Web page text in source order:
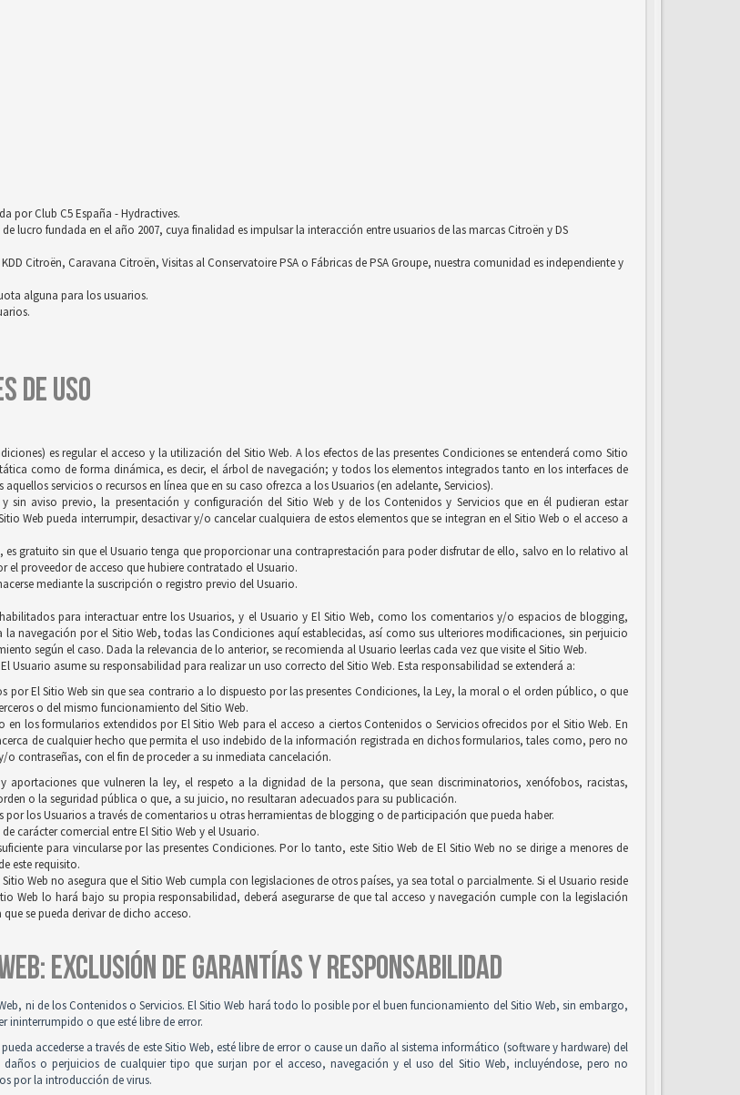
por Club C5 España - Hydractives.
lucro fundada en el año 2007, cuya finalidad es impulsar la interacción entre usuarios de las marcas Citroën y DS
Citroën, Caravana Citroën, Visitas al Conservatoire PSA o Fábricas de PSA Groupe, nuestra comunidad es independiente y
alguna para los usuarios.
DE USO
es regular el acceso y la utilización del Sitio Web. A los efectos de las presentes Condiciones se entenderá como Sitio
como de forma dinámica, es decir, el árbol de navegación; y todos los elementos integrados tanto en los interfaces de
servicios o recursos en línea que en su caso ofrezca a los Usuarios (en adelante, Servicios).
sin aviso previo, la presentación y configuración del Sitio Web y de los Contenidos y Servicios que en él pudieran estar
Web pueda interrumpir, desactivar y/o cancelar cualquiera de estos elementos que se integran en el Sitio Web o el acceso a
es gratuito sin que el Usuario tenga que proporcionar una contraprestación para poder disfrutar de ello, salvo en lo relativo al
el proveedor de acceso que hubiere contratado el Usuario.
mediante la suscripción o registro previo del Usuario.
para interactuar entre los Usuarios, y el Usuario y El Sitio Web, como los comentarios y/o espacios de blogging,
navegación por el Sitio Web, todas las Condiciones aquí establecidas, así como sus ulteriores modificaciones, sin perjuicio
según el caso. Dada la relevancia de lo anterior, se recomienda al Usuario leerlas cada vez que visite el Sitio Web.
asume su responsabilidad para realizar un uso correcto del Sitio Web. Esta responsabilidad se extenderá a:
El Sitio Web sin que sea contrario a lo dispuesto por las presentes Condiciones, la Ley, la moral o el orden público, o que
o del mismo funcionamiento del Sitio Web.
los formularios extendidos por El Sitio Web para el acceso a ciertos Contenidos o Servicios ofrecidos por el Sitio Web. En
de cualquier hecho que permita el uso indebido de la información registrada en dichos formularios, tales como, pero no
contraseñas, con el fin de proceder a su inmediata cancelación.
aportaciones que vulneren la ley, el respeto a la dignidad de la persona, que sean discriminatorios, xenófobos, racistas,
o la seguridad pública o que, a su juicio, no resultaran adecuados para su publicación.
los Usuarios a través de comentarios u otras herramientas de blogging o de participación que pueda haber.
carácter comercial entre El Sitio Web y el Usuario.
para vincularse por las presentes Condiciones. Por lo tanto, este Sitio Web de El Sitio Web no se dirige a menores de
este requisito.
Web no asegura que el Sitio Web cumpla con legislaciones de otros países, ya sea total o parcialmente. Si el Usuario reside
Web lo hará bajo su propia responsabilidad, deberá asegurarse de que tal acceso y navegación cumple con la legislación
se pueda derivar de dicho acceso.
EXCLUSIÓN DE GARANTÍAS Y RESPONSABILIDAD
ni de los Contenidos o Servicios. El Sitio Web hará todo lo posible por el buen funcionamiento del Sitio Web, sin embargo,
ininterrumpido o que esté libre de error.
accederse a través de este Sitio Web, esté libre de error o cause un daño al sistema informático (software y hardware) del
o perjuicios de cualquier tipo que surjan por el acceso, navegación y el uso del Sitio Web, incluyéndose, pero no
por la introducción de virus.